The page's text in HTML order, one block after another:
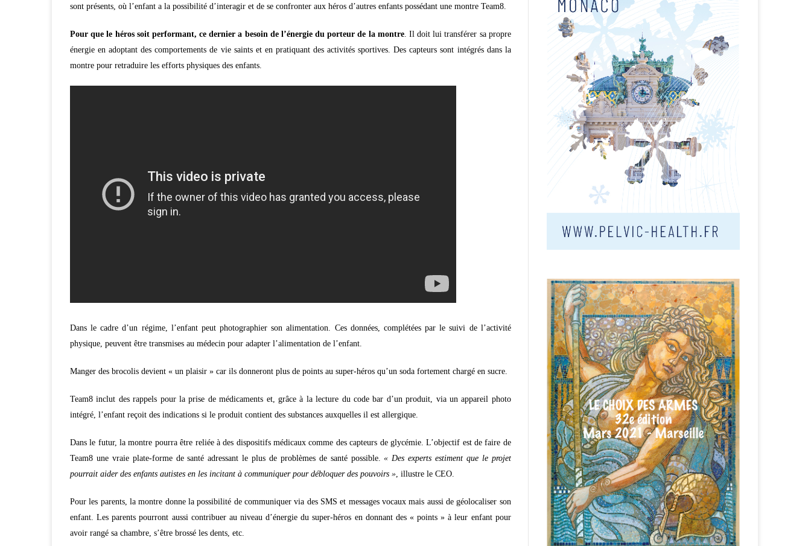
sont présents, où l’enfant a la possibilité d’interagir et de se confronter aux héros d’autres enfants possédant une montre Team8.
Pour que le héros soit performant, ce dernier a besoin de l’énergie du porteur de la montre. Il doit lui transférer sa propre
énergie en adoptant des comportements de vie saints et en pratiquant des activités sportives. Des capteurs sont intégrés dans la
montre pour retraduire les efforts physiques des enfants.
Dans le cadre d’un régime, l’enfant peut photographier son alimentation. Ces données, complétées par le suivi de l’activité
physique, peuvent être transmises au médecin pour adapter l’alimentation de l’enfant.
Manger des brocolis devient « un plaisir » car ils donneront plus de points au super-héros qu’un soda fortement chargé en sucre.
Team8 inclut des rappels pour la prise de médicaments et, grâce à la lecture du code bar d’un produit, via un appareil photo
intégré, l’enfant reçoit des indications si le produit contient des substances auxquelles il est allergique.
Dans le futur, la montre pourra être reliée à des dispositifs médicaux comme des capteurs de glycémie. L’objectif est de faire de
Team8 une vraie plate-forme de santé adressant le plus de problèmes de santé possible. « Des experts estiment que le projet
pourrait aider des enfants autistes en les incitant à communiquer pour débloquer des pouvoirs » , illustre le CEO.
Pour les parents, la montre donne la possibilité de communiquer via des SMS et messages vocaux mais aussi de géolocaliser son
enfant. Les parents pourront aussi contribuer au niveau d’énergie du super-héros en donnant des « points » à leur enfant pour
avoir rangé sa chambre, s’être brossé les dents, etc.